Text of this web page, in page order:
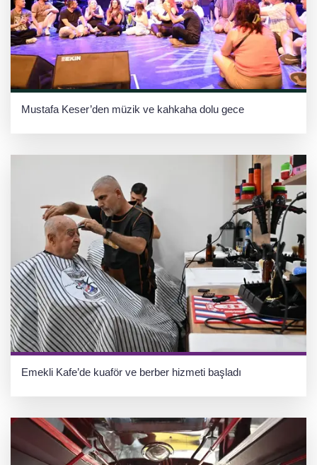
Mustafa Keser’den müzik ve kahkaha dolu gece
Emekli Kafe’de kuaför ve berber hizmeti başladı